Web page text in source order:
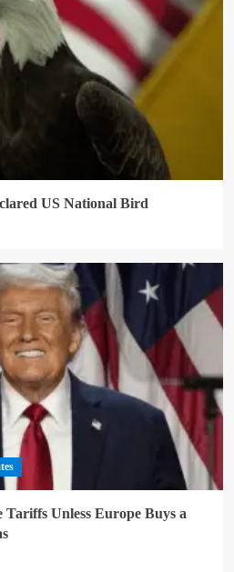
US National Bird
Unless Europe Buys a